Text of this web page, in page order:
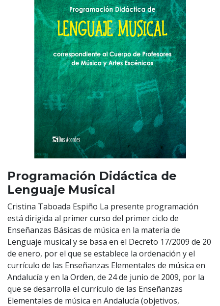
Programación Didáctica de
Lenguaje Musical
Cristina Taboada Espiño La presente programación
está dirigida al primer curso del primer ciclo de
Enseñanzas Básicas de música en la materia de
Lenguaje musical y se basa en el Decreto 17/2009 de 20
de enero, por el que se establece la ordenación y el
currículo de las Enseñanzas Elementales de música en
Andalucía y en la Orden, de 24 de junio de 2009, por la
que se desarrolla el currículo de las Enseñanzas
Elementales de música en Andalucía (objetivos,